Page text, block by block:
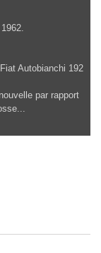
Autobianchi 192
par rapport